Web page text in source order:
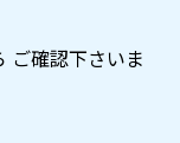
ご確認下さいま